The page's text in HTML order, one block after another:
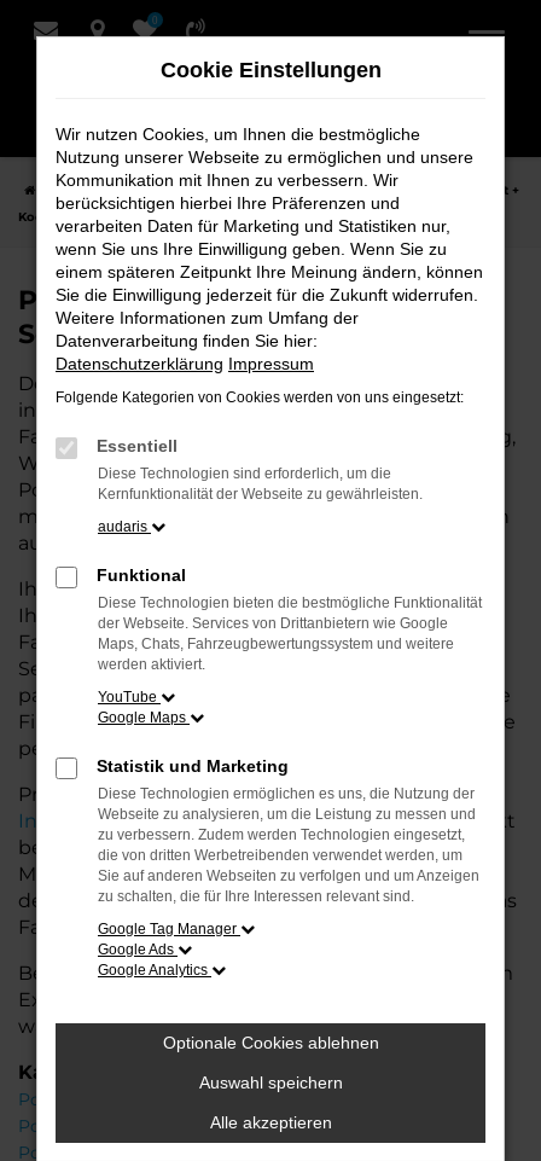
Zum
0
Startseite Leer Porsche
Porsche Cayenne Fahrzeuge bei Schmidt +
Koch für Leer
Porsche Cayenne Fahrzeuge bei
Schmidt + Koch für Leer
Der Porsche Cayenne ist die perfekte Wahl für alle
in Leer, die ein zuverlässiges und modernes
Fahrzeug suchen. Ob für den täglichen Arbeitsweg,
Wochenendausflüge oder lange Reisen, der
Porsche Cayenne bietet Komfort, Effizienz und
modernes Design, das sowohl in der Stadt als auch
auf dem Land glänzt.
Ihr Porsche Autohaus in der Nähe von Leer bietet
Ihnen neben einer breiten Auswahl an Porsche
Fahrzeugen auch umfassende Beratung und
Service. Wir unterstützen Sie bei der Auswahl des
passenden Modells und bieten maßgeschneiderte
Finanzierungslösungen sowie Leasingoptionen, die
perfekt zu Ihrem Budget und Bedarf passen.
Profitieren Sie von zusätzlichen Services wie
Inzahlungnahme,Wartung und Reparaturendirekt
bei Ihrem Porsche Autohaus in der Nähe von Leer.
Mit unserer großen Auswahl an Fahrzeugen und
der professionellen Beratung finden Sie bei uns das
Fahrzeug, das Ihre Ansprüche erfüllt.
Besuchen Sie uns und lassen Sie sich von unserem
Expertenteam beraten – der Porsche Cayenne
wartet auf Sie!
Kategorie
Porsche Cayenne Leer
Porsche Cayenne Gebrauchtwagen Leer
Porsche Cayenne Neuwagen Leer
Cookie Einstellungen
Wir nutzen Cookies, um Ihnen die bestmögliche
Nutzung unserer Webseite zu ermöglichen und unsere
Kommunikation mit Ihnen zu verbessern. Wir
berücksichtigen hierbei Ihre Präferenzen und
verarbeiten Daten für Marketing und Statistiken nur,
wenn Sie uns Ihre Einwilligung geben. Wenn Sie zu
einem späteren Zeitpunkt Ihre Meinung ändern, können
Sie die Einwilligung jederzeit für die Zukunft widerrufen.
Weitere Informationen zum Umfang der
Datenverarbeitung finden Sie hier:
Datenschutzerklärung Impressum
Folgende Kategorien von Cookies werden von uns eingesetzt:
Essentiell
Diese Technologien sind erforderlich, um die
Kernfunktionalität der Webseite zu gewährleisten.
audaris
Funktional
Diese Technologien bieten die bestmögliche Funktionalität
der Webseite. Services von Drittanbietern wie Google
Maps, Chats, Fahrzeugbewertungssystem und weitere
werden aktiviert.
YouTube
Google Maps
Statistik und Marketing
Diese Technologien ermöglichen es uns, die Nutzung der
Webseite zu analysieren, um die Leistung zu messen und
zu verbessern. Zudem werden Technologien eingesetzt,
die von dritten Werbetreibenden verwendet werden, um
Sie auf anderen Webseiten zu verfolgen und um Anzeigen
zu schalten, die für Ihre Interessen relevant sind.
Google Tag Manager
Google Ads
Google Analytics
Optionale Cookies ablehnen
Auswahl speichern
Alle akzeptieren